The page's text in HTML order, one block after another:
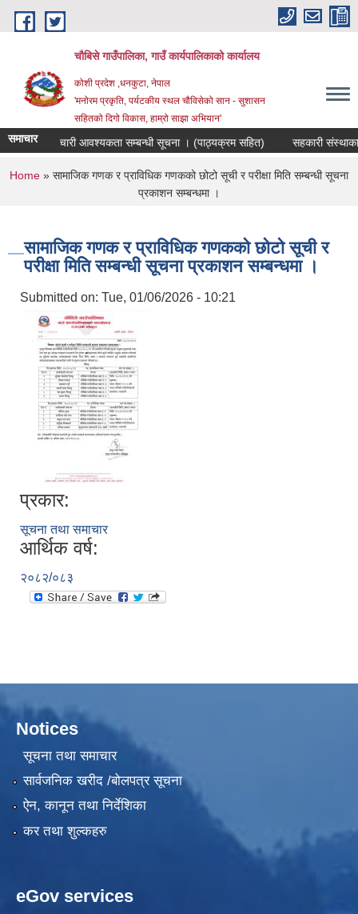
Skip to main content
चौबिसे गाउँपालिका, गाउँ कार्यपालिकाको कार्यालय
कोशी प्रदेश ,धनकुटा, नेपाल
'मनोरम प्रकृति, पर्यटकीय स्थल चौविसेको सान - सुशासन
सहितको दिगो विकास, हाम्रो साझा अभियान'
समाचार
पदमा कर्मचारी आवश्यकता सम्बन्धी सूचना । (पाठ्यक्रम सहित) सहकारी संस्थाका
You are here
Home » सामाजिक गणक र प्राविधिक गणकको छोटो सूची र परीक्षा मिति सम्बन्धी सूचना
प्रकाशन सम्बन्धमा ।
सामाजिक गणक र प्राविधिक गणकको छोटो सूची र
परीक्षा मिति सम्बन्धी सूचना प्रकाशन सम्बन्धमा ।
Submitted on: Tue, 01/06/2026 - 10:21
प्रकार:
सूचना तथा समाचार
आर्थिक वर्ष:
२०८२/०८३
Notices
सूचना तथा समाचार
सार्वजनिक खरीद /बोलपत्र सूचना
ऐन, कानून तथा निर्देशिका
कर तथा शुल्कहरु
eGov services